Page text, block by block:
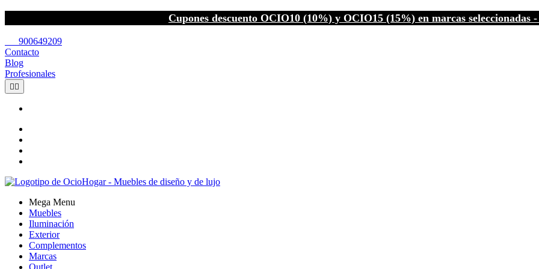
Cupones descuento OCIO10 (10%) y OCIO15 (15%) en marcas seleccionadas
900649209
Contacto
Blog
Profesionales
 
Mega Menu
Muebles
Iluminación
Exterior
Complementos
Marcas
Outlet